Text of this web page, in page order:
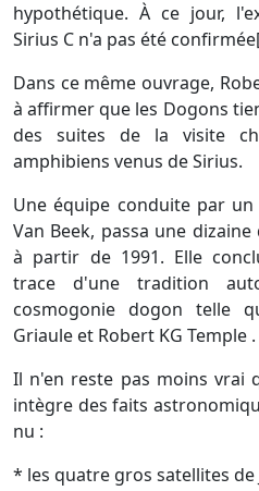
hypothétique. À ce jour,
Sirius C n'a pas été
Dans ce même ouvrage,
à affirmer que les Dogons
des suites de la visite
amphibiens venus de Sirius.
Une équipe conduite par
Van Beek, passa une
à partir de 1991. Elle
trace d'une tradition
cosmogonie dogon telle
Griaule et Robert KG Temple .
Il n'en reste pas moins vrai
intègre des faits
nu :
* les quatre gros satellites de